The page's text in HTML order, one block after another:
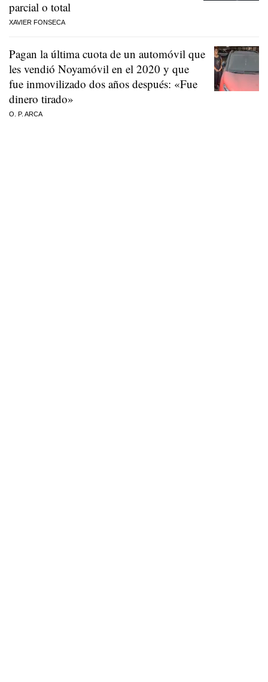
parcial o total
XAVIER FONSECA
Pagan la última cuota de un automóvil que
les vendió Noyamóvil en el 2020 y que
fue inmovilizado dos años después: «Fue
dinero tirado»
O. P. ARCA